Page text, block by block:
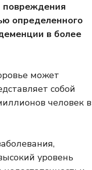
повреждения
определенного
в более
может
собой
человек в
уровень